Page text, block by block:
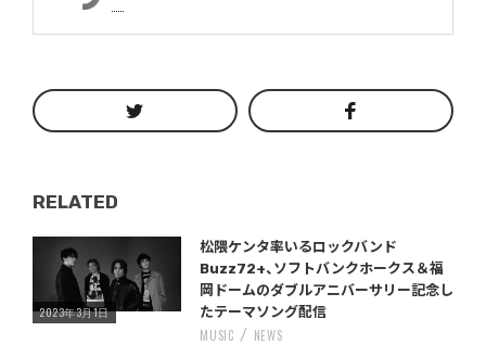
RELATED
Warning : Undefined variable $post_id in
/home/storywriter/storywriter.tokyo/public_html/wp-content/themes/StoryWriter/single.phpon line242
松隈ケンタ率いるロックバンド
Buzz72+、ソフトバンクホークス＆福
岡ドームのダブルアニバーサリー記念し
たテーマソング配信
2023年3月1日
MUSIC NEWS